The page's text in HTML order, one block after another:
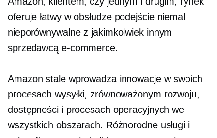
oferujełatwy w obsłudzepodejście niemal
nieporównywalne z jakimkolwiek innym
sprzedawcą e-commerce.
Amazon stale wprowadza innowacje w swoich
procesach wysyłki, zrównoważonym rozwoju,
dostępności i procesach operacyjnych we
wszystkich obszarach. Różnorodne usługi i